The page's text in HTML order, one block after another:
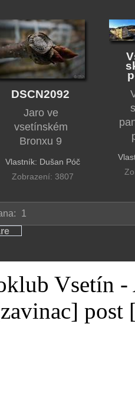
DSCN2092
Jaro ve
vsetínském
Bronxu 9
Vlastník: Dušan Póč
Zobrazení: 3807
1
Vsetín -
post